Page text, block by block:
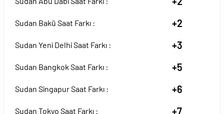
Sudan Bakü Saat Farkı : +2
Sudan Yeni Delhi Saat Farkı : +3
Sudan Bangkok Saat Farkı : +5
Sudan Singapur Saat Farkı : +6
Sudan Tokyo Saat Farkı : +7